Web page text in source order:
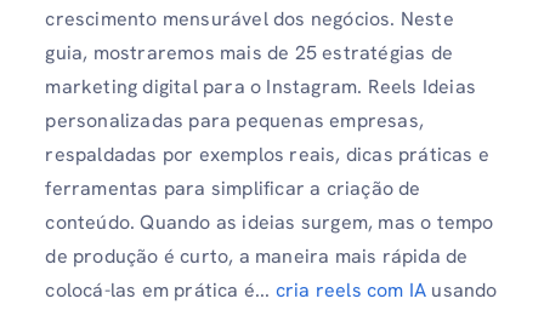
crescimento mensurável dos negócios. Neste
guia, mostraremos mais de 25 estratégias de
marketing digital para o Instagram. Reels Ideias
personalizadas para pequenas empresas,
respaldadas por exemplos reais, dicas práticas e
ferramentas para simplificar a criação de
conteúdo. Quando as ideias surgem, mas o tempo
de produção é curto, a maneira mais rápida de
colocá-las em prática é... cria reels com IA usando